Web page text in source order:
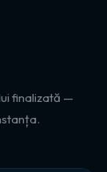
finalizată —